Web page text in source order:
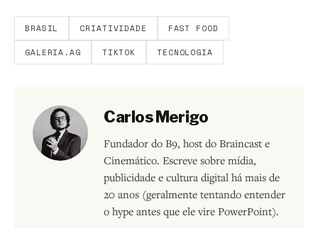
BRASIL CRIATIVIDADE FAST FOOD
GALERIA.AG TIKTOK TECNOLOGIA
Carlos Merigo
Fundador do B9, host do Braincast e
Cinemático. Escreve sobre mídia,
publicidade e cultura digital há mais de
20 anos (geralmente tentando entender
o hype antes que ele vire PowerPoint).